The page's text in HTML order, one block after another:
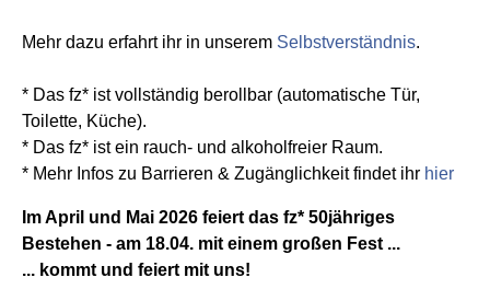
Mehr dazu erfahrt ihr in unserem Selbstverständnis.
* Das fz* ist vollständig berollbar (automatische Tür,
Toilette, Küche).
* Das fz* ist ein rauch- und alkoholfreier Raum.
* Mehr Infos zu Barrieren & Zugänglichkeit findet ihr hier
Im April und Mai 2026 feiert das fz* 50jähriges
Bestehen - am 18.04. mit einem großen Fest ...
... kommt und feiert mit uns!